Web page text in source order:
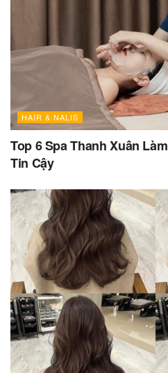
HAIR & NALIS
Top 6 Spa Thanh Xuân
Tin Cậy